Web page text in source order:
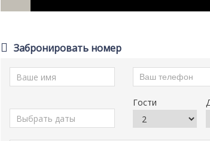
Забронировать номер
Гости